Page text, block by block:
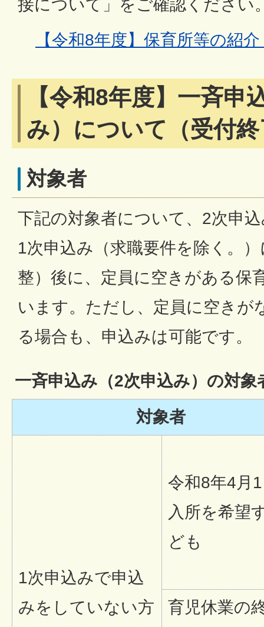
接について」をご確認ください
【令和8年度】保育所等の紹
【令和8年度】一斉申
み）について（受付
対象者
下記の対象者について、2次申
1次申込み（求職要件を除く。
整）後に、定員に空きがある保
います。ただし、定員に空きが
る場合も、申込みは可能です。
一斉申込み（2次申込み）の対象
対象者
1次申込みで申込
みをしていない方
令和8年4月
入所を希望
ども
育児休業の